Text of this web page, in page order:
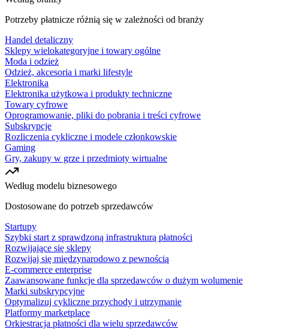
Potrzeby płatnicze różnią się w zależności od branży
Handel detaliczny
Sklepy wielokategoryjne i towary ogólne
Moda i odzież
Odzież, akcesoria i marki lifestyle
Elektronika
Elektronika użytkowa i produkty techniczne
Towary cyfrowe
Oprogramowanie, pliki do pobrania i treści cyfrowe
Subskrypcje
Rozliczenia cykliczne i modele członkowskie
Gaming
Gry, zakupy w grze i przedmioty wirtualne
Według modelu biznesowego
Dostosowane do potrzeb sprzedawców
Startupy
Szybki start z sprawdzoną infrastrukturą płatności
Rozwijające się sklepy
Rozwijaj się międzynarodowo z pewnością
E-commerce enterprise
Zaawansowane funkcje dla sprzedawców o dużym wolumenie
Marki subskrypcyjne
Optymalizuj cykliczne przychody i utrzymanie
Platformy marketplace
Orkiestracja płatności dla wielu sprzedawców